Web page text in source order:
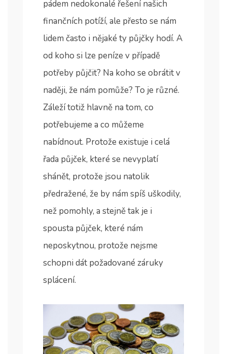
pádem nedokonalé řešení našich
finančních potíží, ale přesto se nám
lidem často i nějaké ty půjčky hodí. A
od koho si lze peníze v případě
potřeby půjčit? Na koho se obrátit v
naději, že nám pomůže? To je různé.
Záleží totiž hlavně na tom, co
potřebujeme a co můžeme
nabídnout. Protože existuje i celá
řada půjček, které se nevyplatí
shánět, protože jsou natolik
předražené, že by nám spíš uškodily,
než pomohly, a stejně tak je i
spousta půjček, které nám
neposkytnou, protože nejsme
schopni dát požadované záruky
splácení.